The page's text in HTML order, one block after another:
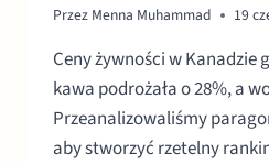
Przez Menna Muhammad 19
Ceny żywności w Kanadzie
kawa podrożała o 28%, a
Przeanalizowaliśmy
aby stworzyć rzetelny